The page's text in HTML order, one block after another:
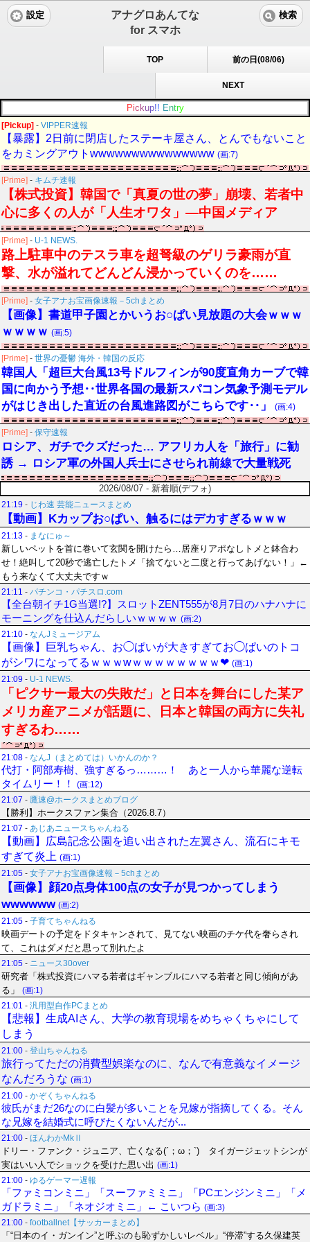
アナグロあんてな
for スマホ
設定 検索
TOP 前の日(08/06)
NEXT
Pic kup!! Entry
[Pickup] - VIPPER速報
【暴露】2日前に閉店したステーキ屋さん、とんでもないこと
をカミングアウトwwwwwwwwwwwwwww (画:7)
[Prime] - キムチ速報
【株式投資】韓国で「真夏の世の夢」崩壊、若者中
心に多くの人が「人生オワタ」―中国メディア
[Prime] - U-1 NEWS.
路上駐車中のテスラ車を超弩級のゲリラ豪雨が直
撃、水が溢れてどんどん浸かっていくのを……
[Prime] - 女子アナお宝画像速報－5chまとめ
【画像】書道甲子園とかいうお○ぱい見放題の大会ｗｗｗ
ｗｗｗｗ (画:5)
[Prime] - 世界の憂鬱 海外・韓国の反応
韓国人「超巨大台風13号ドルフィンが90度直角カーブで韓
国に向かう予想‥世界各国の最新スパコン気象予測モデル
がはじき出した直近の台風進路図がこちらです‥」
(画:4)
[Prime] - 保守速報
ロシア、ガチでクズだった… アフリカ人を「旅行」に勧
誘 → ロシア軍の外国人兵士にさせられ前線で大量戦死
2026/08/07 - 新着順(デフォ)
21:19 - じわ速 芸能ニュースまとめ
【動画】Kカップお○ぱい、触るにはデカすぎるｗｗｗ
21:13 - まなにゅ～
新しいペットを首に巻いて玄関を開けたら…居座りアポなしトメと鉢合わ
せ！絶叫して20秒で逃亡したトメ「捨てないと二度と行ってあげない！」←
もう来なくて大丈夫ですｗ
21:11 - パチンコ・パチスロ.com
【全台朝イチ1G当選!?】スロットZENT555が8月7日のハナハナに
モーニングを仕込んだらしいｗｗｗｗ (画:2)
21:10 - なんJミュージアム
【画像】巨乳ちゃん、お◯ぱいが大きすぎてお◯ぱいのトコ
がシワになってるｗｗｗwｗｗｗｗｗｗｗｗ❤ (画:1)
21:09 - U-1 NEWS.
「ピクサー最大の失敗だ」と日本を舞台にした某ア
メリカ産アニメが話題に、日本と韓国の両方に失礼
すぎるわ……
21:08 - なんJ（まとめては）いかんのか？
代打・阿部寿樹、強すぎるっ………！ あと一人から華麗な逆転
タイムリー！！
(画:12)
21:07 - 鷹速@ホークスまとめブログ
【勝利】ホークスファン集合（2026.8.7）
21:07 - あじあニュースちゃんねる
【動画】広島記念公園を追い出された左翼さん、流石にキモ
すぎて炎上 (画:1)
21:05 - 女子アナお宝画像速報－5chまとめ
【画像】顔20点身体100点の女子が見つかってしまう
wwwwww (画:2)
21:05 - 子育てちゃんねる
映画デートの予定をドタキャンされて、見てない映画のチケ代を奢らされ
て、これはダメだと思って別れたよ
21:05 - ニュース30over
研究者「株式投資にハマる若者はギャンブルにハマる若者と同じ傾向があ
る」
(画:1)
21:01 - 汎用型自作PCまとめ
【悲報】生成AIさん、大学の教育現場をめちゃくちゃにして
しまう
21:00 - 登山ちゃんねる
旅行ってただの消費型娯楽なのに、なんで有意義なイメージ
なんだろうな (画:1)
21:00 - かぞくちゃんねる
彼氏がまだ26なのに白髪が多いことを兄嫁が指摘してくる。そん
な兄嫁を結婚式に呼びたくないんだが...
21:00 - ほんわかMkⅡ
ドリー・ファンク・ジュニア、亡くなる(´；ω；`) タイガージェットシンが
実はいい人でショックを受けた思い出 (画:1)
21:00 - ゆるゲーマー遅報
「ファミコンミニ」「スーファミミニ」「PCエンジンミニ」「メ
ガドラミニ」「ネオジオミニ」← こいつら (画:3)
21:00 - footballnet【サッカーまとめ】
「“日本のイ・ガンイン”と呼ぶのも恥ずかしいレベル」“停滞”する久保建英